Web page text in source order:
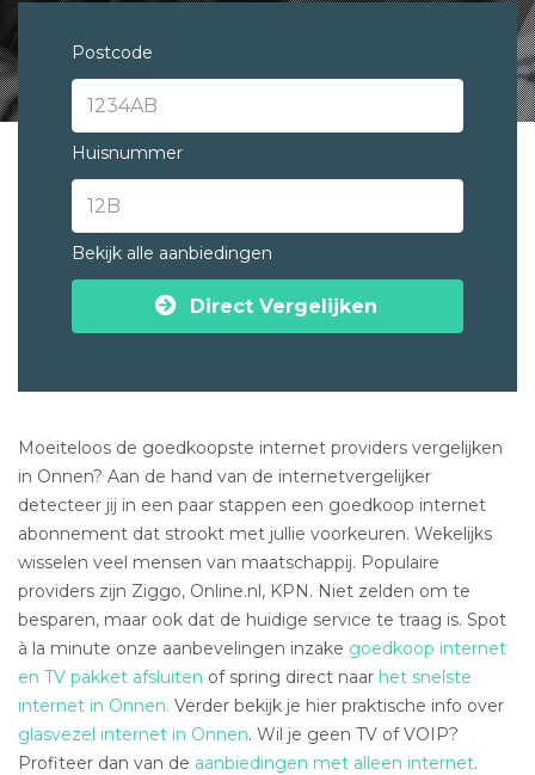
Postcode
Huisnummer
Bekijk alle aanbiedingen
Direct Vergelijken
Moeiteloos de goedkoopste internet providers vergelijken
in Onnen? Aan de hand van de internetvergelijker
detecteer jij in een paar stappen een goedkoop internet
abonnement dat strookt met jullie voorkeuren. Wekelijks
wisselen veel mensen van maatschappij. Populaire
providers zijn Ziggo, Online.nl, KPN. Niet zelden om te
besparen, maar ook dat de huidige service te traag is. Spot
à la minute onze aanbevelingen inzake goedkoop internet
en TV pakket afsluiten of spring direct naar het snelste
internet in Onnen. Verder bekijk je hier praktische info over
glasvezel internet in Onnen. Wil je geen TV of VOIP?
Profiteer dan van de aanbiedingen met alleen internet.